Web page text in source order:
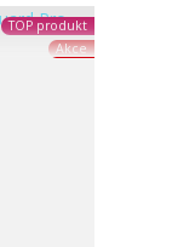
TOP produkt
Akce